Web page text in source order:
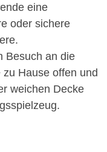
eine
oder sichere
Besuch an die
Hause offen und
weichen Decke